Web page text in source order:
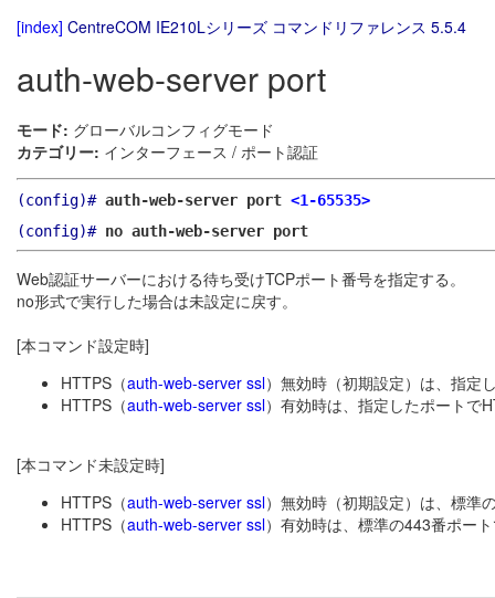
[index] CentreCOM IE210Lシリーズ コマンドリファレンス 5.5.4
auth-web-server port
モード: グローバルコンフィグモード
カテゴリー: インターフェース / ポート認証
(config)# auth-web-server port <1-65535>
(config)# no auth-web-server port
Web認証サーバーにおける待ち受けTCPポート番号を指定する。
no形式で実行した場合は未設定に戻す。
[本コマンド設定時]
HTTPS（auth-web-server ssl）無効時（初期設定）は、指定
HTTPS（auth-web-server ssl）有効時は、指定したポートで
[本コマンド未設定時]
HTTPS（auth-web-server ssl）無効時（初期設定）は、標準
HTTPS（auth-web-server ssl）有効時は、標準の443番ポー